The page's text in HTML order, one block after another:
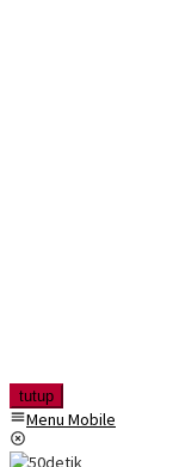
tutup
Menu Mobile